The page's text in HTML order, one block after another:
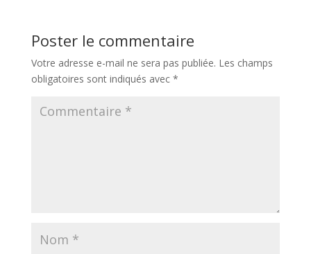
Poster le commentaire
Votre adresse e-mail ne sera pas publiée. Les champs
obligatoires sont indiqués avec *